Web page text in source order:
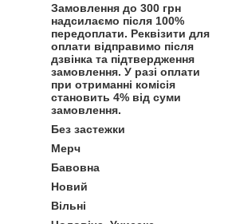
Замовлення до 300 грн
надсилаємо після 100%
передоплати. Реквізити для
оплати відправимо після
дзвінка та підтвердження
замовлення. У разі оплати
при отриманні комісія
становить 4% від суми
замовлення.
Без застежки
Мерч
Бавовна
Новий
Вільні